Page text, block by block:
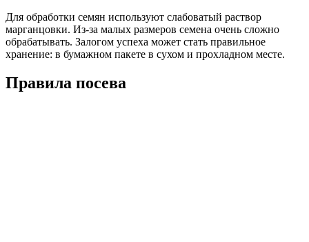
Для обработки семян используют слабоватый раствор
марганцовки. Из-за малых размеров семена очень сложно
обрабатывать. Залогом успеха может стать правильное
хранение: в бумажном пакете в сухом и прохладном месте.
Правила посева